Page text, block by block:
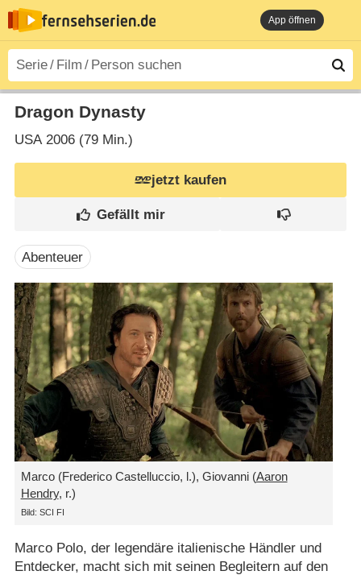
App öffnen
Dragon Dynasty
USA2006 (79 Min.)
jetzt kaufen
Abenteuer
Marco (Frederico Castelluccio, l.), Giovanni (Aaron
Hendry, r.)
Bild: SCI FI
Marco Polo, der legendäre italienische Händler und
Entdecker, macht sich mit seinen Begleitern auf den